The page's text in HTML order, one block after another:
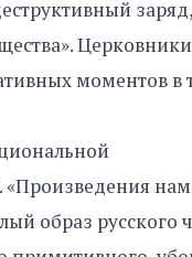
моментов в
«Произведения
образ русского